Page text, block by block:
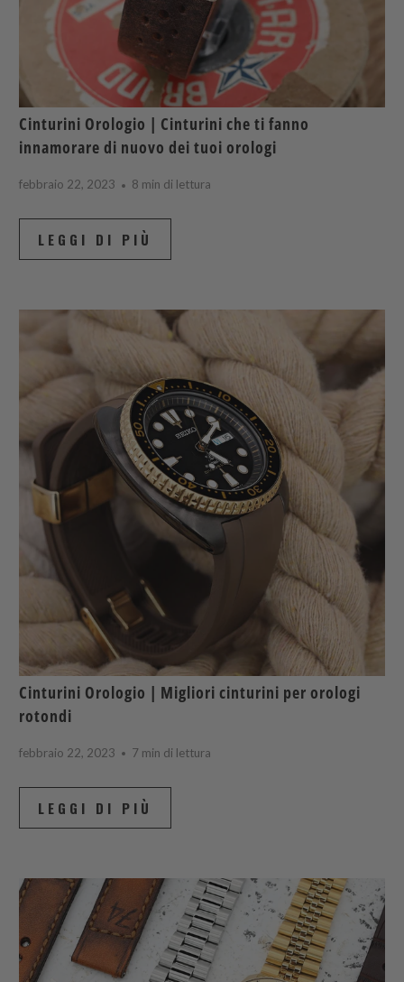
Cinturini Orologio | Cinturini che ti fanno
innamorare di nuovo dei tuoi orologi
febbraio 22, 2023 8 min di lettura
LEGGI DI PIÙ
Cinturini Orologio | Migliori cinturini per orologi
rotondi
febbraio 22, 2023 7 min di lettura
LEGGI DI PIÙ